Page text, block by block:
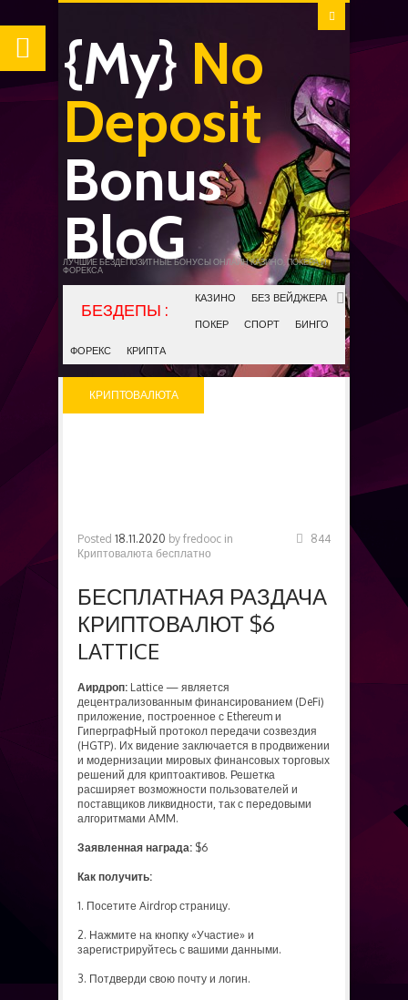
{My} No
Deposit
Bonus
BloG
ЛУЧШИЕ БЕЗДЕПОЗИТНЫЕ БОНУСЫ ОНЛАЙН КАЗИНО, ПОКЕРА И
ФОРЕКСА
КАЗИНО БЕЗ ВЕЙДЖЕРА
ПОКЕР СПОРТ БИНГО
ФОРЕКС КРИПТА
КРИПТОВАЛЮТА
Posted 18.11.2020 by fredooc in
Криптовалюта бесплатно
844
БЕСПЛАТНАЯ РАЗДАЧА
КРИПТОВАЛЮТ $6
LATTICE
Аирдроп: Lattice — является
децентрализованным финансированием (DeFi)
приложение, построенное с Ethereum и
ГиперграфНый протокол передачи созвездия
(HGTP). Их видение заключается в продвижении
и модернизации мировых финансовых торговых
решений для криптоактивов. Решетка
расширяет возможности пользователей и
поставщиков ликвидности, так с передовыми
алгоритмами AMM.
Заявленная награда: $6
Как получить:
1. Посетите Airdrop страницу.
2. Нажмите на кнопку «Участие» и
зарегистрируйтесь с вашими данными.
3. Потдверди свою почту и логин.